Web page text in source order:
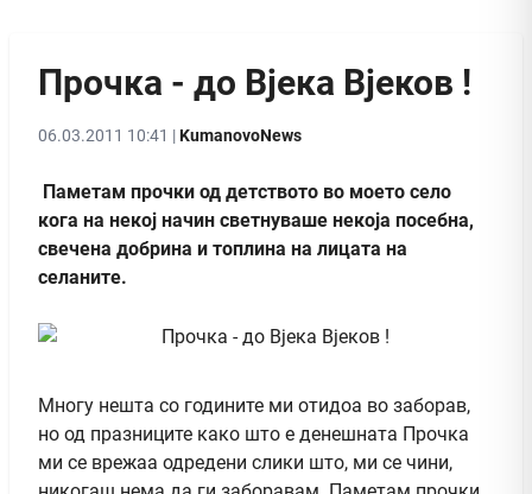
Прочка - до Вјека Вјеков !
06.03.2011 10:41 |KumanovoNews
Паметам прочки од детството во моето село
кога на некој начин светнуваше некоја посебна,
свечена добрина и топлина на лицата на
селаните.
Многу нешта со годините ми отидоа во заборав,
но од празниците како што е денешната Прочка
ми се врежаа одредени слики што, ми се чини,